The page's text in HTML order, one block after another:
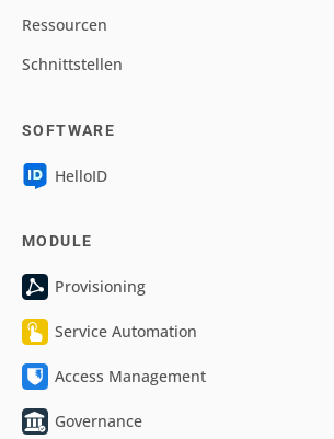
Ressourcen
Schnittstellen
SOFTWARE
HelloID
MODULE
Provisioning
Service Automation
Access Management
Governance